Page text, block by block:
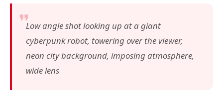
Low angle shot looking up at a giant
cyberpunk robot, towering over the viewer,
neon city background, imposing atmosphere,
wide lens